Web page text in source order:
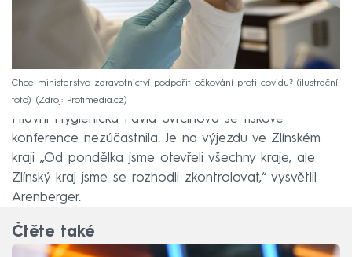
Chce ministerstvo zdravotnictví podpořit očkování proti covidu? (ilustrační
foto)
Zdroj: Profimedia.cz
Hlavní Hygienička Pavla Svrčinová se tiskové
konference nezúčastnila. Je na výjezdu ve Zlínském
kraji „Od pondělka jsme otevřeli všechny kraje, ale
Zlínský kraj jsme se rozhodli zkontrolovat,“ vysvětlil
Arenberger.
Čtěte také